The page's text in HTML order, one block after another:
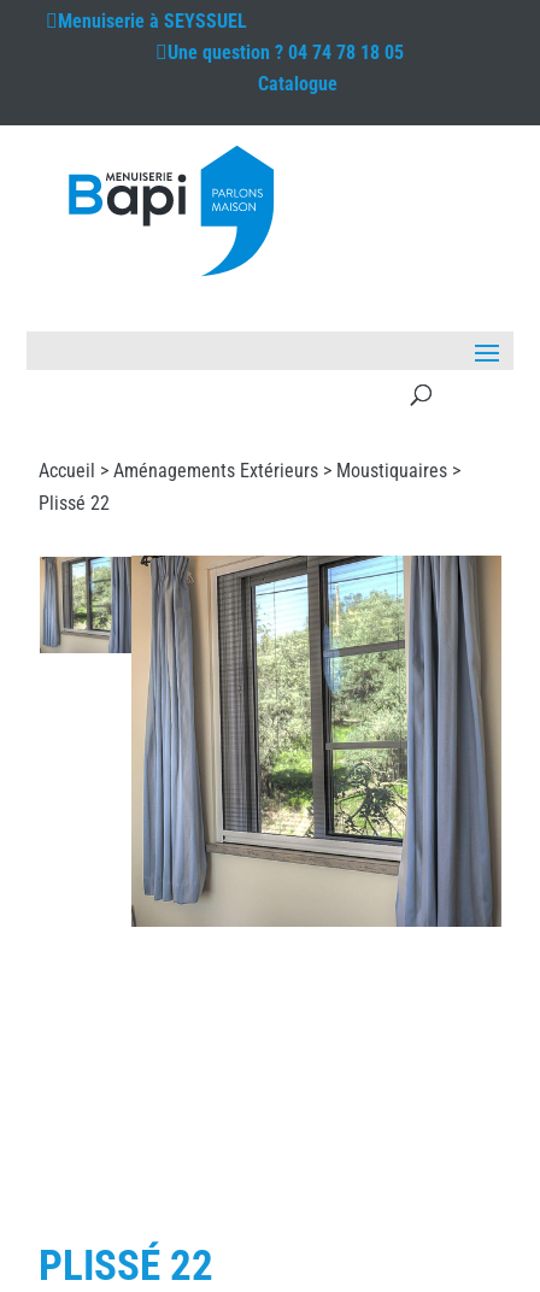
Menuiserie àSEYSSUEL
Une question ? 04 74 78 18 05
Catalogue
Accueil > Aménagements Extérieurs > Moustiquaires >
Plissé 22
PLISSÉ 22